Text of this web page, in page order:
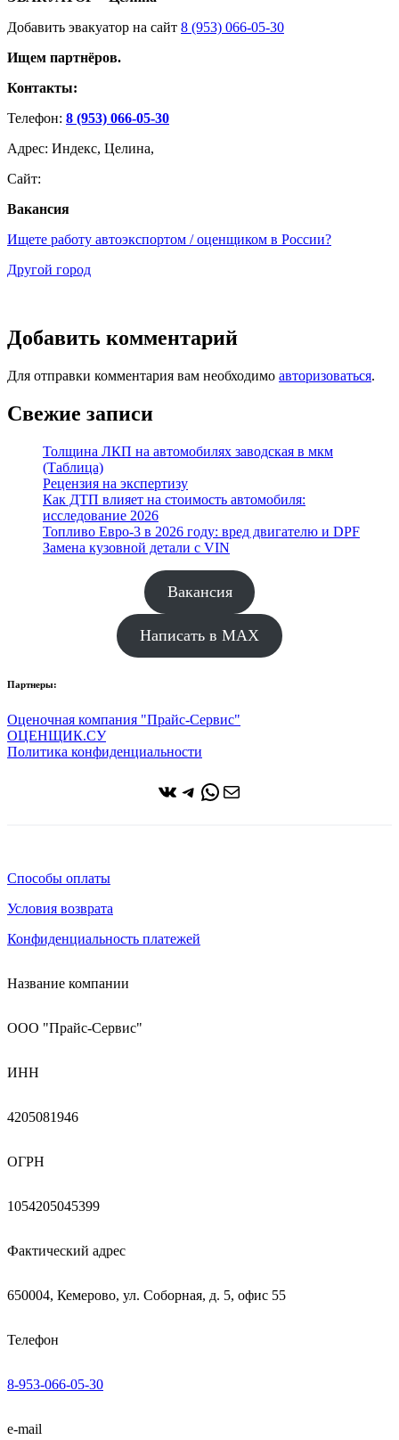
Добавить эвакуатор на сайт 8 (953) 066-05-30
Ищем партнёров.
Контакты:
Телефон: 8 (953) 066-05-30
Адрес: Индекс, Целина,
Сайт:
Вакансия
Ищете работу автоэкспортом / оценщиком в России?
Другой город
Добавить комментарий
Для отправки комментария вам необходимо авторизоваться.
Свежие записи
Толщина ЛКП на автомобилях заводская в мкм
(Таблица)
Рецензия на экспертизу
Как ДТП влияет на стоимость автомобиля:
исследование 2026
Топливо Евро-3 в 2026 году: вред двигателю и DPF
Замена кузовной детали с VIN
Вакансия
Написать в MAX
Партнеры:
Оценочная компания "Прайс-Сервис"
ОЦЕНЩИК.СУ
Политика конфиденциальности
ВКонтакте
Telegram
WhatsApp
Почта
Способы оплаты
Условия возврата
Конфиденциальность платежей
Название компании
ООО "Прайс-Сервис"
ИНН
4205081946
ОГРН
1054205045399
Фактический адрес
650004, Кемерово, ул. Соборная, д. 5, офис 55
Телефон
8-953-066-05-30
e-mail